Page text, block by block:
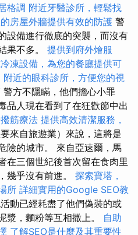
格調 附近牙醫診所，輕鬆找
房屋外牆提供有效的防護 警
設備進行徹底的突襲，而沒有
果不多。 提供到府外燴服
凍設備，為您的餐廳提供可
附近的眼科診所，方便您的視
警方不隱瞞，他們擔心小罪
品人現在看到了在狂歡節中出
筋療法 提供高效清潔服務，
來自旅遊業）來說，這將是
險的城市。 來自亞速爾，馬
在三個世紀後首次留在食肉里
幾乎沒有前進。 探索寶塔，
所 詳細實用的Google SEO教
動已經耗盡了他們偽裝的或
漿，麵粉等互相撒上。 自助
了解SEO是什麼及其重要性